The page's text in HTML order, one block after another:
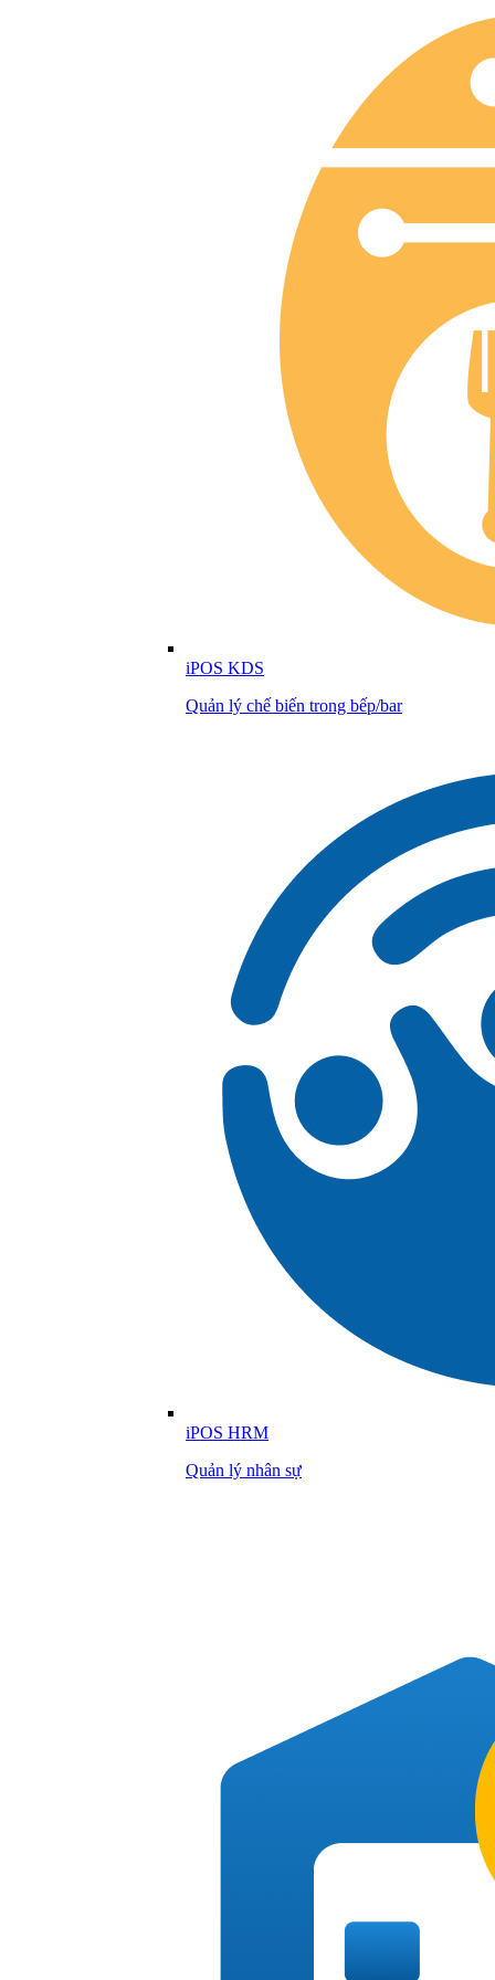
iPOS KDS
Quản lý chế biến trong bếp/bar
iPOS HRM
Quản lý nhân sự